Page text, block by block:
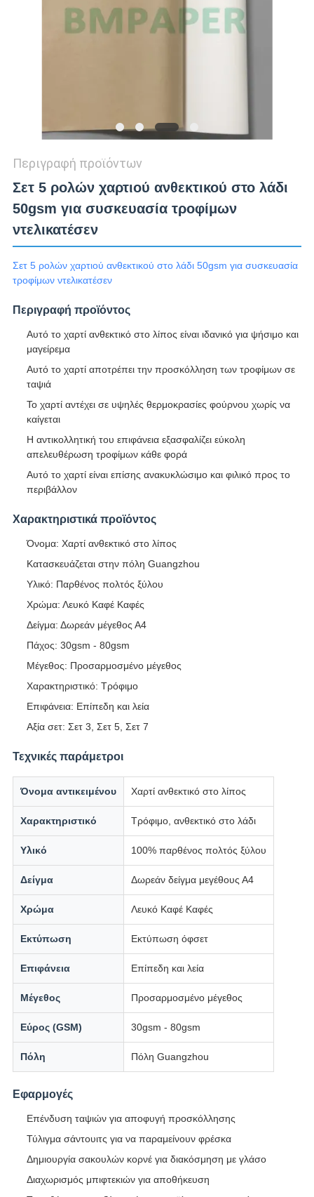
Περιγραφή προϊόντων
Σετ 5 ρολών χαρτιού ανθεκτικού στο λάδι
50gsm για συσκευασία τροφίμων
ντελικατέσεν
Σετ 5 ρολών χαρτιού ανθεκτικού στο λάδι 50gsm για συσκευασία
τροφίμων ντελικατέσεν
Περιγραφή προϊόντος
Αυτό το χαρτί ανθεκτικό στο λίπος είναι ιδανικό για ψήσιμο και
μαγείρεμα
Αυτό το χαρτί αποτρέπει την προσκόλληση των τροφίμων σε
ταψιά
Το χαρτί αντέχει σε υψηλές θερμοκρασίες φούρνου χωρίς να
καίγεται
Η αντικολλητική του επιφάνεια εξασφαλίζει εύκολη
απελευθέρωση τροφίμων κάθε φορά
Αυτό το χαρτί είναι επίσης ανακυκλώσιμο και φιλικό προς το
περιβάλλον
Χαρακτηριστικά προϊόντος
Όνομα: Χαρτί ανθεκτικό στο λίπος
Κατασκευάζεται στην πόλη Guangzhou
Υλικό: Παρθένος πολτός ξύλου
Χρώμα: Λευκό Καφέ Καφές
Δείγμα: Δωρεάν μέγεθος Α4
Πάχος: 30gsm - 80gsm
Μέγεθος: Προσαρμοσμένο μέγεθος
Χαρακτηριστικό: Τρόφιμο
Επιφάνεια: Επίπεδη και λεία
Αξία σετ: Σετ 3, Σετ 5, Σετ 7
Τεχνικές παράμετροι
Όνομα αντικειμένου Χαρτί ανθεκτικό στο λίπος
Χαρακτηριστικό Τρόφιμο, ανθεκτικό στο λάδι
Υλικό 100% παρθένος πολτός ξύλου
Δείγμα Δωρεάν δείγμα μεγέθους Α4
Χρώμα Λευκό Καφέ Καφές
Εκτύπωση Εκτύπωση όφσετ
Επιφάνεια Επίπεδη και λεία
Μέγεθος Προσαρμοσμένο μέγεθος
Εύρος (GSM) 30gsm - 80gsm
Πόλη Πόλη Guangzhou
Εφαρμογές
Επένδυση ταψιών για αποφυγή προσκόλλησης
Τύλιγμα σάντουιτς για να παραμείνουν φρέσκα
Δημιουργία σακουλών κορνέ για διακόσμηση με γλάσο
Διαχωρισμός μπιφτεκιών για αποθήκευση